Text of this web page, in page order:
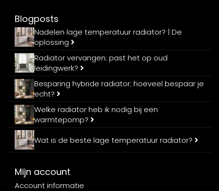
Blogposts
Nadelen lage temperatuur radiator? | De
oplossing
Radiator vervangen: past het op oud
leidingwerk?
Besparing hybride radiator: hoeveel bespaar je
echt?
Welke radiator heb ik nodig bij een
warmtepomp?
Wat is de beste lage temperatuur radiator?
Mijn account
Account informatie